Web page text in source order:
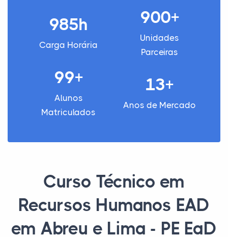
985h
Carga Horária
900+
Unidades
Parceiras
99+
Alunos
Matriculados
13+
Anos de Mercado
Curso Técnico em
Recursos Humanos EAD
em Abreu e Lima - PE EaD